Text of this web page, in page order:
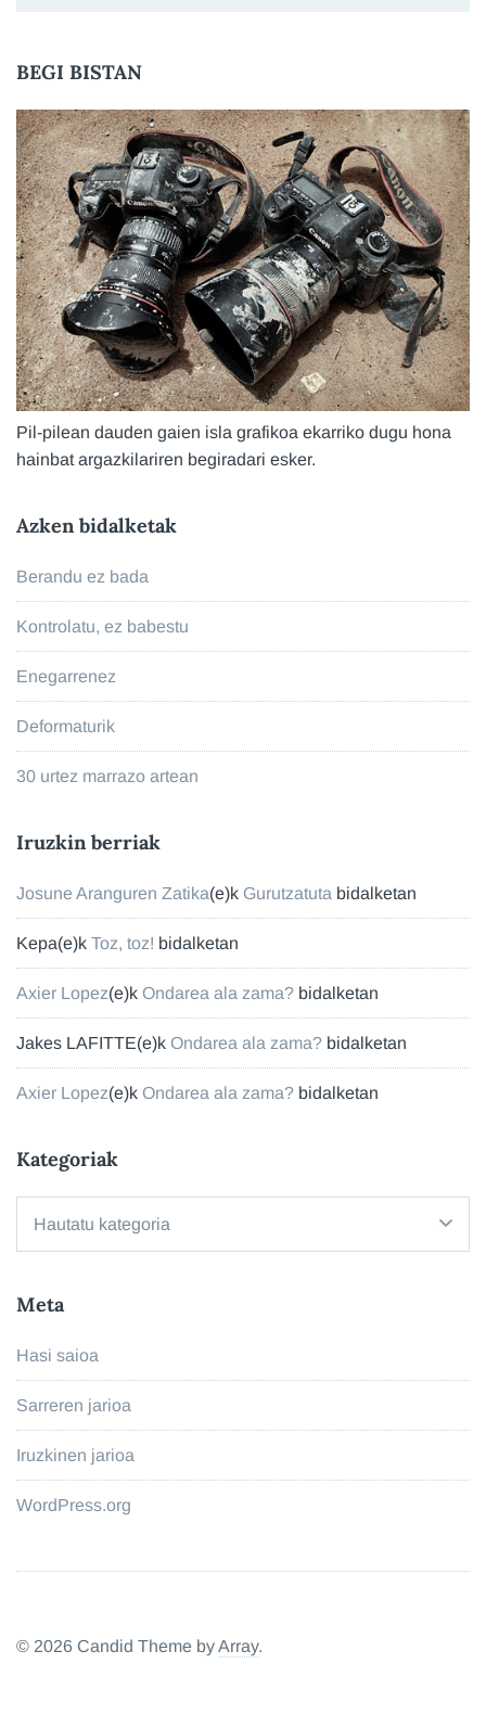
BEGI BISTAN
Pil-pilean dauden gaien isla grafikoa ekarriko dugu hona
hainbat argazkilariren begiradari esker.
Azken bidalketak
Berandu ez bada
Kontrolatu, ez babestu
Enegarrenez
Deformaturik
30 urtez marrazo artean
Iruzkin berriak
Josune Aranguren Zatika(e)k Gurutzatuta bidalketan
Kepa(e)k Toz, toz! bidalketan
Axier Lopez(e)k Ondarea ala zama? bidalketan
Jakes LAFITTE(e)k Ondarea ala zama? bidalketan
Axier Lopez(e)k Ondarea ala zama? bidalketan
Kategoriak
Meta
Hasi saioa
Sarreren jarioa
Iruzkinen jarioa
WordPress.org
© 2026 Candid Theme byArray.